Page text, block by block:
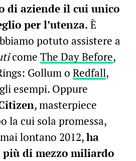
di aziende il cui unico
per l’utenza. È
potuto assistere a
come The Day Before,
Gollum o Redfall,
esempi. Oppure
, masterpiece
la cui sola promessa,
lontano 2012,ha
di mezzo miliardo